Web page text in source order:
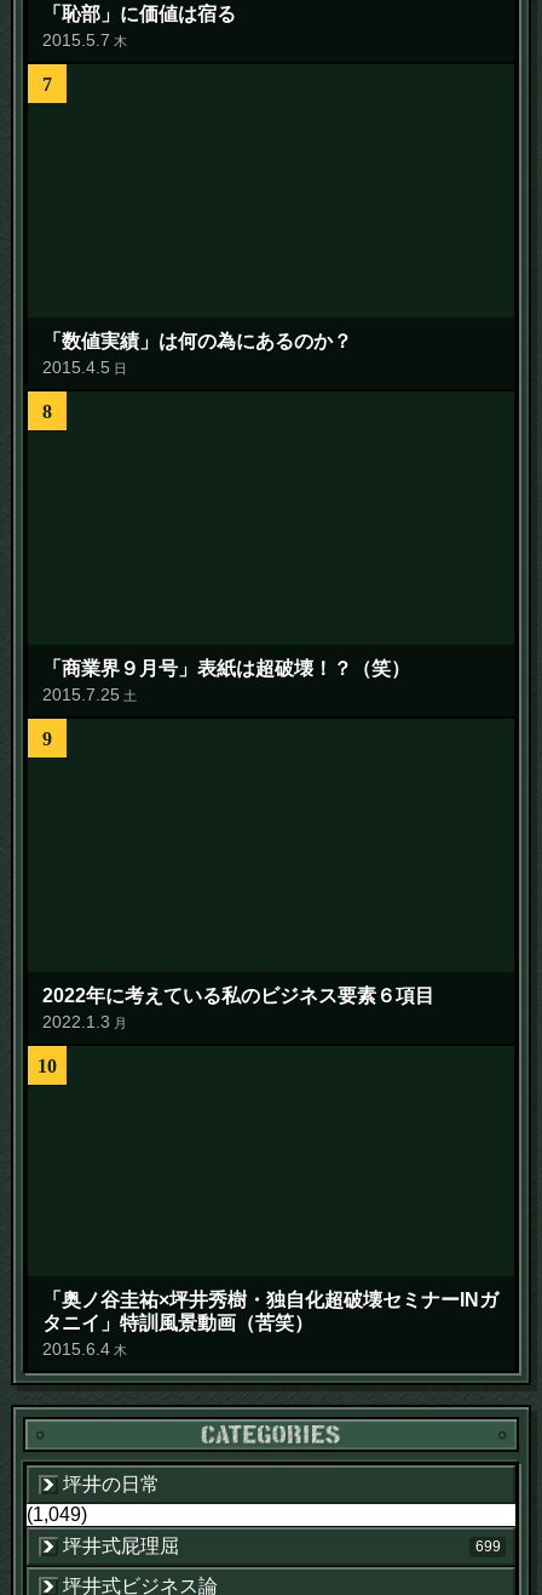
「恥部」に価値は宿る
2015.5.7 木
7
「数値実績」は何の為にあるのか？
2015.4.5 日
8
「商業界９月号」表紙は超破壊！？（笑）
2015.7.25 土
9
2022年に考えている私のビジネス要素６項目
2022.1.3 月
10
「奥ノ谷圭祐×坪井秀樹・独自化超破壊セミナーINガ
タニイ」特訓風景動画（苦笑）
2015.6.4 木
坪井の日常
(1,049)
坪井式屁理屈
699
坪井式ビジネス論